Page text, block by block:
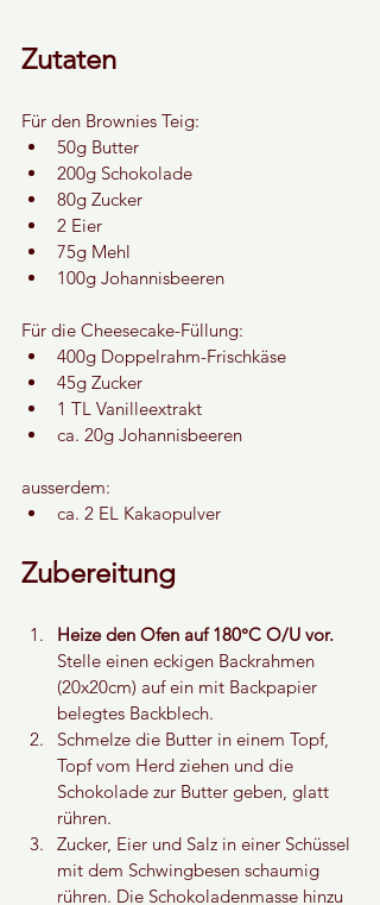
Zutaten
Für den Brownies Teig:
50g Butter
200g Schokolade
80g Zucker
2 Eier
75g Mehl
100g Johannisbeeren
Für die Cheesecake-Füllung:
400g Doppelrahm-Frischkäse
45g Zucker
1 TL Vanilleextrakt
ca. 20g Johannisbeeren
ausserdem:
ca. 2 EL Kakaopulver
Zubereitung
Heize den Ofen auf 180°C O/U vor.
Stelle einen eckigen Backrahmen
(20x20cm) auf ein mit Backpapier
belegtes Backblech.
Schmelze die Butter in einem Topf,
Topf vom Herd ziehen und die
Schokolade zur Butter geben, glatt
rühren.
Zucker, Eier und Salz in einer Schüssel
mit dem Schwingbesen schaumig
rühren. Die Schokoladenmasse hinzu